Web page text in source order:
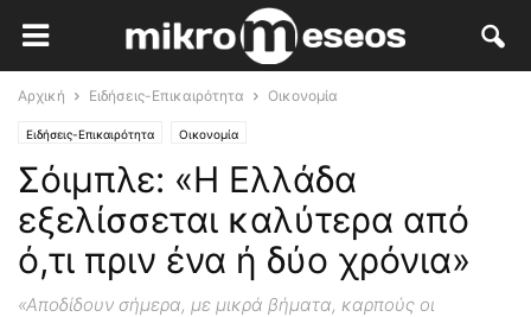
Αρχική Ειδήσεις-Επικαιρότητα Οικονομία
Ειδήσεις-Επικαιρότητα Οικονομία
Σόιμπλε: «Η Ελλάδα
εξελίσσεται καλύτερα από
ό,τι πριν ένα ή δύο χρόνια»
«Αποδίδουν σήμερα, με μικρά βήματα, καρπούς οι